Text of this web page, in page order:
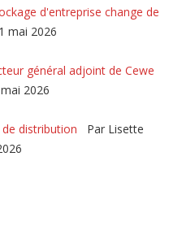
d'entreprise change de
mai 2026
général adjoint de Cewe
2026
distribution
Par Lisette